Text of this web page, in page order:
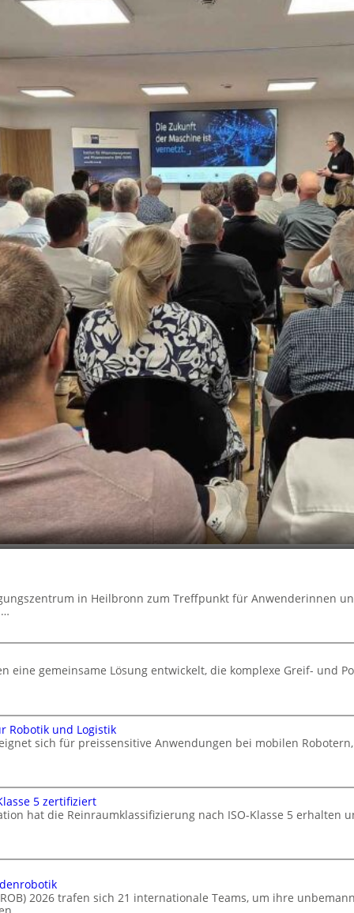
in Heilbronn zum Treffpunkt für Anwenderinnen
eine gemeinsame Lösung entwickelt, die komplexe Greif- und
Robotik und Logistik
sich für preissensitive Anwendungen bei mobilen
5 zertifiziert
hat die Reinraumklassifizierung nach ISO-Klasse 5 erhalten
2026 trafen sich 21 internationale Teams, um ihre